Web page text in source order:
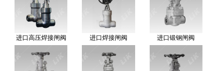
进口高压焊接闸阀 进口焊接闸阀 进口锻钢闸阀